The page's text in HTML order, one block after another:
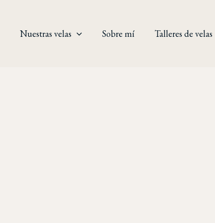
contenidoNuestras velas Sobre mí Talleres de velas